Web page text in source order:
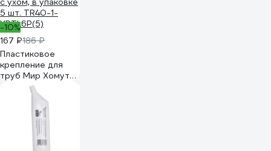
-10%
167 ₽186 ₽
Пластиковое
крепление для
труб Мир Хомутов
40 мм, одинарное,
с ухом, в упаковке
5 шт. TR40-1-
YPTL6P(5)